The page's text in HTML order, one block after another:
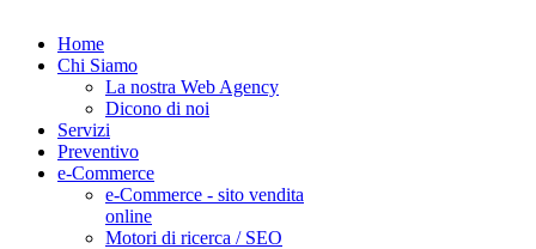
Home
Chi Siamo
La nostra Web Agency
Dicono di noi
Servizi
Preventivo
e-Commerce
e-Commerce - sito vendita
online
Motori di ricerca / SEO